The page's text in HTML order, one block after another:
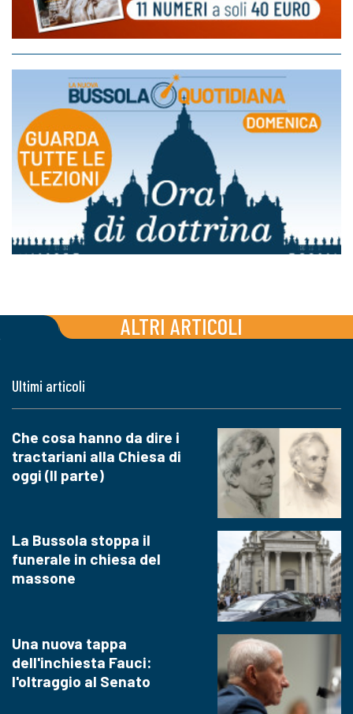
ALTRI ARTICOLI
Ultimi articoli
Che cosa hanno da dire i
tractariani alla Chiesa di
oggi (II parte)
La Bussola stoppa il
funerale in chiesa del
massone
Una nuova tappa
dell'inchiesta Fauci:
l'oltraggio al Senato